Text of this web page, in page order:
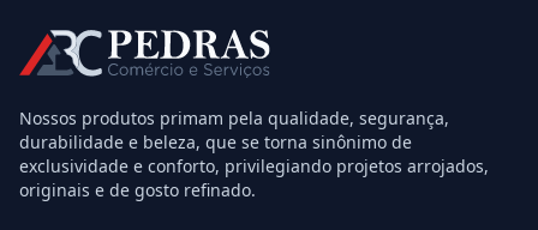
Nossos produtos primam pela qualidade, segurança,
durabilidade e beleza, que se torna sinônimo de
exclusividade e conforto, privilegiando projetos arrojados,
originais e de gosto refinado.